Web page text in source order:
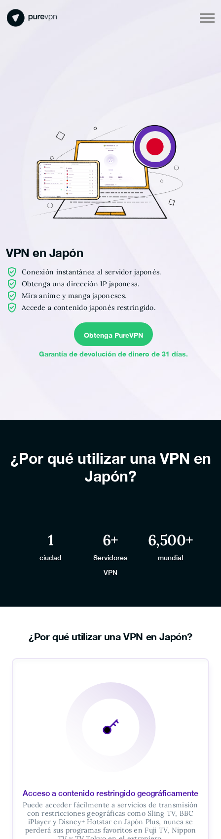
VPN en Japón
Conexión instantánea al servidor japonés.
Obtenga una dirección IP japonesa.
Mira anime y manga japoneses.
Accede a contenido japonés restringido.
Obtenga PureVPN
Garantía de devolución de dinero de 31 días.
¿Por qué utilizar una VPN en
Japón?
1
ciudad
6+
Servidores
VPN
6,500+
mundial
¿Por qué utilizar una VPN en Japón?
Acceso a contenido restringido geográficamente
Puede acceder fácilmente a servicios de transmisión
con restricciones geográficas como Sling TV, BBC
iPlayer y Disney+ Hotstar en Japón Plus, nunca se
perderá sus programas favoritos en Fuji TV, Nippon